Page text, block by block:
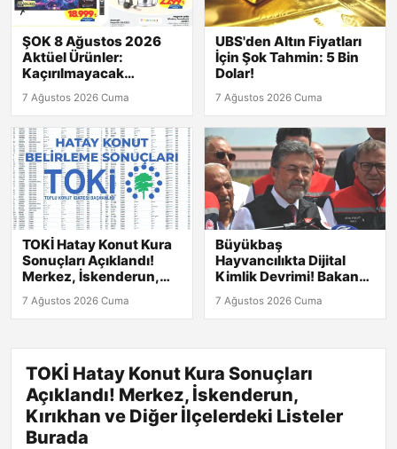
ŞOK 8 Ağustos 2026
Aktüel Ürünler:
Kaçırılmayacak
Fırsatlar!
7 Ağustos 2026 Cuma
UBS'den Altın Fiyatları
İçin Şok Tahmin: 5 Bin
Dolar!
7 Ağustos 2026 Cuma
TOKİ Hatay Konut Kura
Sonuçları Açıklandı!
Merkez, İskenderun,
İlçelerdeki Listeler
Burada
7 Ağustos 2026 Cuma
Büyükbaş
Hayvancılıkta Dijital
Kimlik Devrimi! Bakan
7 Ağustos 2026 Cuma
TOKİ Hatay Konut Kura Sonuçları
Açıklandı! Merkez, İskenderun,
Kırıkhan ve Diğer İlçelerdeki Listeler
Burada